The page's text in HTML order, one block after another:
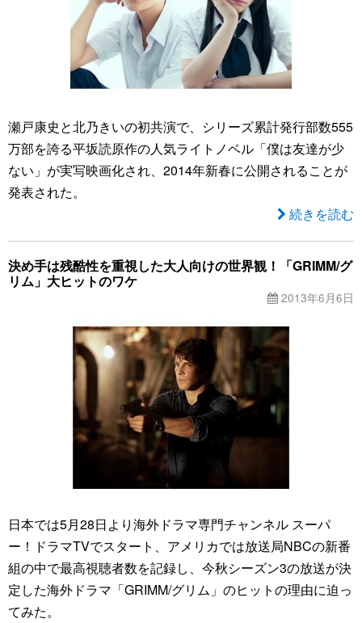
瀬戸康史と北乃きいの初共演で、シリーズ累計発行部数555
万部を誇る平坂読原作の人気ライトノベル「僕は友達が少
ない」が実写映画化され、2014年新春に公開されることが
発表された。
続きを読む
決め手は残酷性を重視した大人向けの世界観！「GRIMM/グ
リム」大ヒットのワケ
2013年6月6日
日本では5月28日より海外ドラマ専門チャンネル スーパ
ー！ドラマTVでスタート、アメリカでは放送局NBCの新番
組の中で最高視聴者数を記録し、今秋シーズン3の放送が決
定した海外ドラマ「GRIMM/グリム」のヒットの理由に迫っ
てみた。